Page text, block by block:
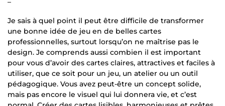
Je sais à quel point il peut être difficile de transformer
une bonne idée de jeu en de belles cartes
professionnelles, surtout lorsqu’on ne maîtrise pas le
design. Je comprends aussi combien il est important
pour vous d’avoir des cartes claires, attractives et faciles à
utiliser, que ce soit pour un jeu, un atelier ou un outil
pédagogique. Vous avez peut-être un concept solide,
mais pas encore le visuel qui lui donnera vie, et c’est